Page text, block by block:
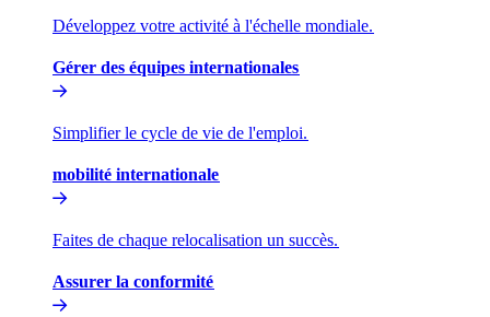
Développez votre activité à l'échelle mondiale.​​
Gérer des équipes internationales​​
Simplifier le cycle de vie de l'emploi.​​
mobilité internationale​​
Faites de chaque relocalisation un succès.​​
Assurer la conformité​​